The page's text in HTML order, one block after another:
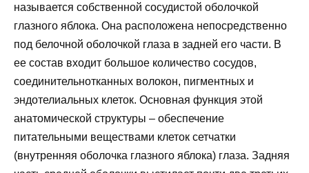
называется собственной сосудистой оболочкой
глазного яблока. Она расположена непосредственно
под белочной оболочкой глаза в задней его части. В
ее состав входит большое количество сосудов,
соединительнотканных волокон, пигментных и
эндотелиальных клеток. Основная функция этой
анатомической структуры – обеспечение
питательными веществами клеток сетчатки
(внутренняя оболочка глазного яблока) глаза. Задняя